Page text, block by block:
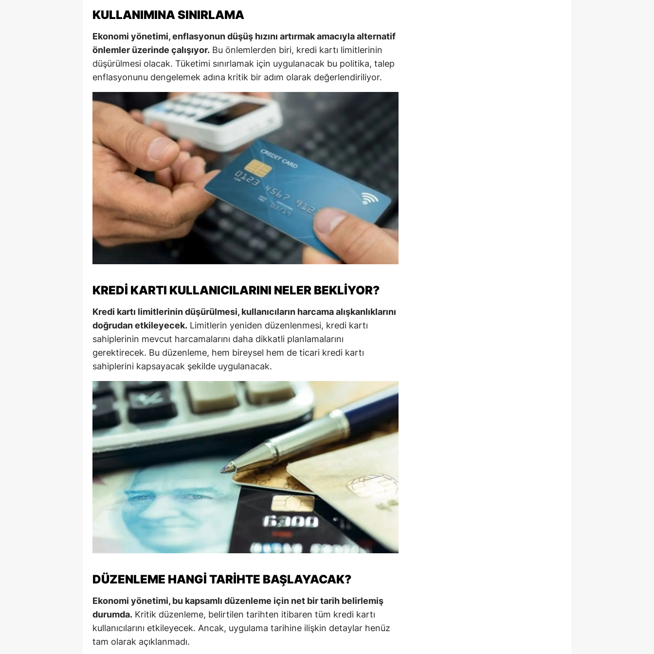
Mersin
İstanbul
İzmir
Kars
Kastamonu
Kayseri
Kırklareli
Kırşehir
Kocaeli
Konya
Kütahya
Malatya
Manisa
Mardin
Muğla
Nevşehir
Niğde
Ordu
Rize
Sakarya
Siirt
Sinop
Tekirdağ
Tokat
Trabzon
Şanlıurfa
Uşak
KULLANIMINA SINIRLAMA
Ekonomi yönetimi, enflasyonun düşüş hızını artırmak amacıyla alternatif
önlemler üzerinde çalışıyor. Bu önlemlerden biri, kredi kartı limitlerinin
düşürülmesi olacak. Tüketimi sınırlamak için uygulanacak bu politika, talep
enflasyonunu dengelemek adına kritik bir adım olarak değerlendiriliyor.
KREDI KARTI KULLANICILARINI NELER BEKLIYOR?
Kredi kartı limitlerinin düşürülmesi, kullanıcıların harcama alışkanlıklarını
doğrudan etkileyecek. Limitlerin yeniden düzenlenmesi, kredi kartı
sahiplerinin mevcut harcamalarını daha dikkatli planlamalarını
gerektirecek. Bu düzenleme, hem bireysel hem de ticari kredi kartı
sahiplerini kapsayacak şekilde uygulanacak.
DÜZENLEME HANGI TARIHTE BAŞLAYACAK?
Ekonomi yönetimi, bu kapsamlı düzenleme için net bir tarih belirlemiş
durumda. Kritik düzenleme, belirtilen tarihten itibaren tüm kredi kartı
kullanıcılarını etkileyecek. Ancak, uygulama tarihine ilişkin detaylar henüz
tam olarak açıklanmadı.